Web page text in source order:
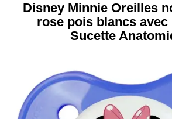
Disney Minnie Oreilles
rose pois blancs avec
Sucette